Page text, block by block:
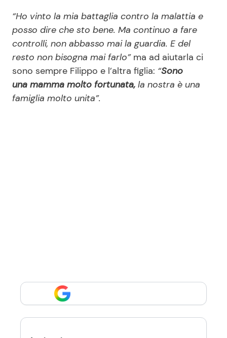
“Ho vinto la mia battaglia contro la malattia e
posso dire che sto bene. Ma continuo a fare
controlli, non abbasso mai la guardia. E del
resto non bisogna mai farlo” ma ad aiutarla ci
sono sempre Filippo e l’altra figlia: “Sono
una mamma molto fortunata, la nostra è una
famiglia molto unita”.